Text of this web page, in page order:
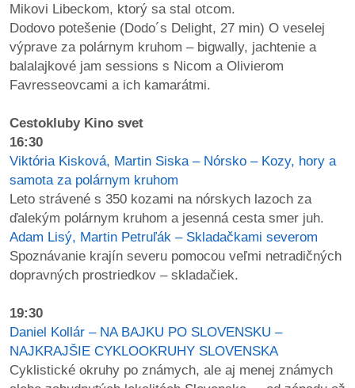
Mikovi Libeckom, ktorý sa stal otcom.
Dodovo potešenie (Dodo´s Delight, 27 min) O veselej
výprave za polárnym kruhom – bigwally, jachtenie a
balalajkové jam sessions s Nicom a Olivierom
Favresseovcami a ich kamarátmi.
Cestokluby Kino svet
16:30
Viktória Kisková, Martin Siska – Nórsko – Kozy, hory a
samota za polárnym kruhom
Leto strávené s 350 kozami na nórskych lazoch za
ďalekým polárnym kruhom a jesenná cesta smer juh.
Adam Lisý, Martin Petruľák – Skladačkami severom
Spoznávanie krajín severu pomocou veľmi netradičných
dopravných prostriedkov – skladačiek.
19:30
Daniel Kollár – NA BAJKU PO SLOVENSKU –
NAJKRAJŠIE CYKLOOKRUHY SLOVENSKA
Cyklistické okruhy po známych, ale aj menej známych